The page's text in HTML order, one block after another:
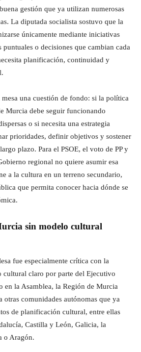
gestión que ya utilizan numerosas
La diputada socialista sostuvo que la
únicamente mediante iniciativas
puntuales o decisiones que cambian cada
planificación, continuidad y
una cuestión de fondo: si la política
Murcia debe seguir funcionando
o si necesita una estrategia
prioridades, definir objetivos y sostener
plazo. Para el PSOE, el voto de PP y
regional no quiere asumir esa
a la cultura en un terreno secundario,
que permita conocer hacia dónde se
sin modelo cultural
fue especialmente crítica con la
cultural claro por parte del Ejecutivo
en la Asamblea, la Región de Murcia
otras comunidades autónomas que ya
de planificación cultural, entre ellas
Castilla y León, Galicia, la
o Aragón.